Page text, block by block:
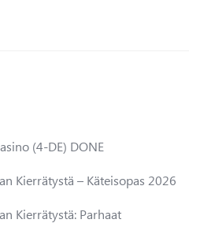
(4-DE) DONE
Kierrätystä – Käteisopas 2026
Kierrätystä: Parhaat